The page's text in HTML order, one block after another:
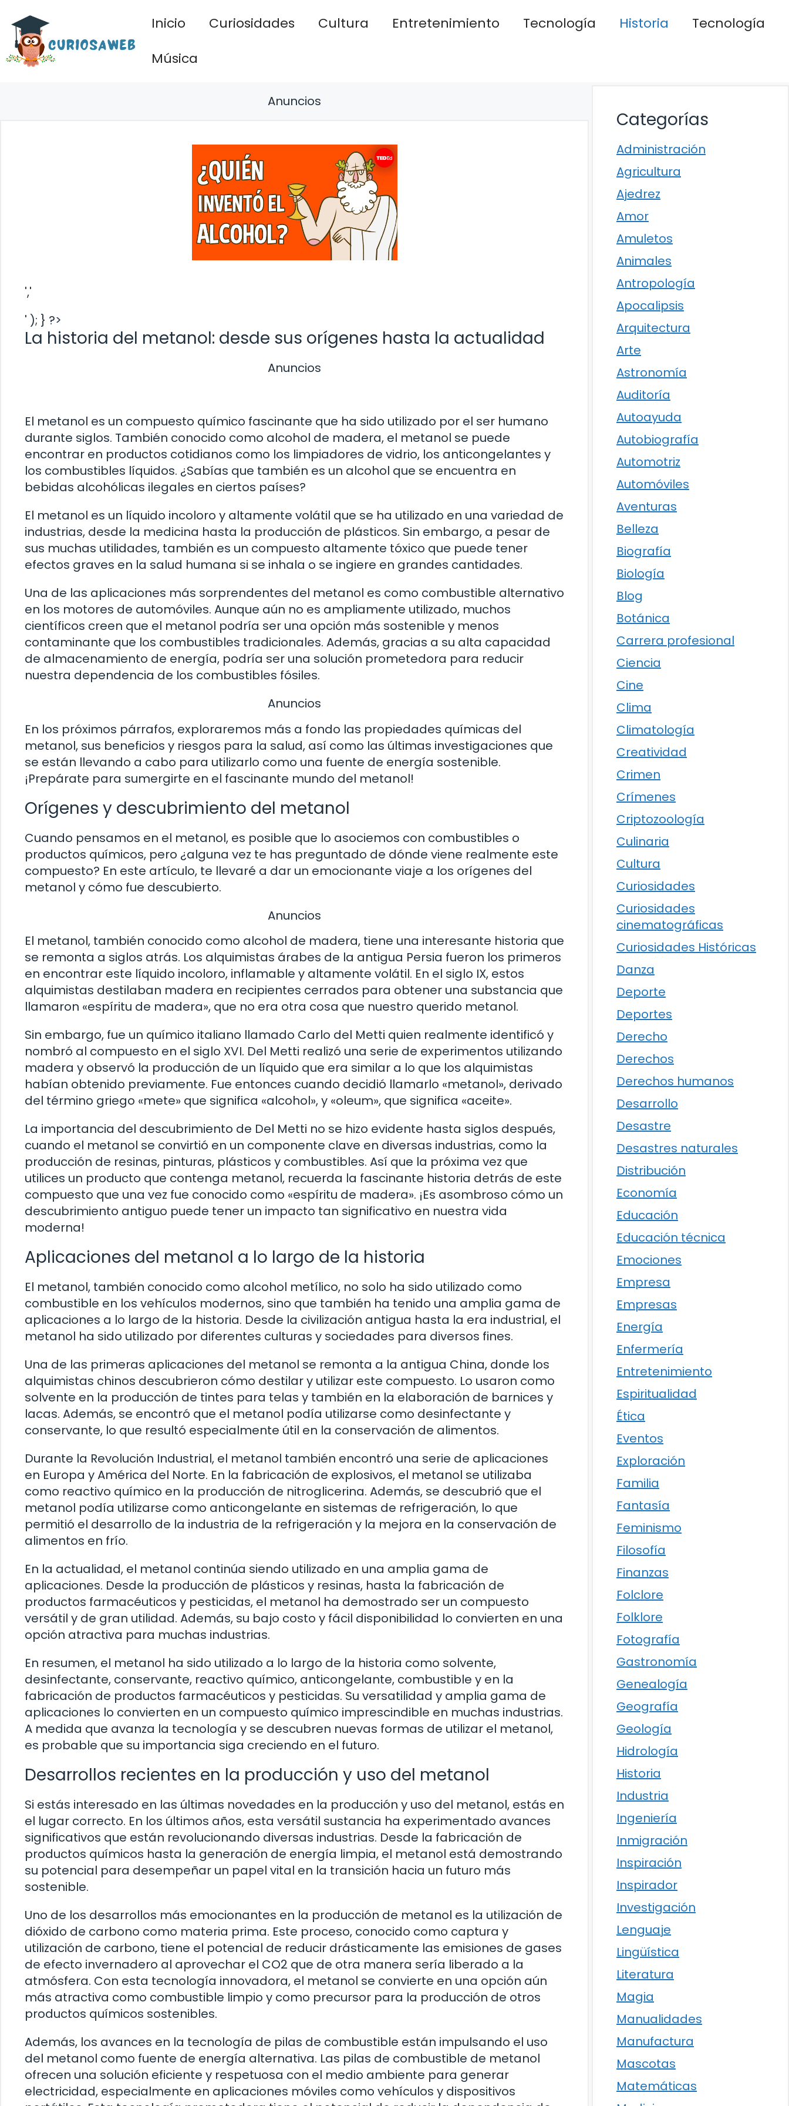
contenido
Inicio Curiosidades Cultura Entretenimiento Tecnología Historia
Tecnología
Música
Anuncios
','
' ); } ?>
La historia del metanol: desde sus orígenes hasta la actualidad
Anuncios
El metanol es un compuesto químico fascinante que ha sido utilizado por el ser humano
durante siglos. También conocido como alcohol de madera, el metanol se puede
encontrar en productos cotidianos como los limpiadores de vidrio, los anticongelantes y
los combustibles líquidos. ¿Sabías que también es un alcohol que se encuentra en
bebidas alcohólicas ilegales en ciertos países?
El metanol es un líquido incoloro y altamente volátil que se ha utilizado en una variedad de
industrias, desde la medicina hasta la producción de plásticos. Sin embargo, a pesar de
sus muchas utilidades, también es un compuesto altamente tóxico que puede tener
efectos graves en la salud humana si se inhala o se ingiere en grandes cantidades.
Una de las aplicaciones más sorprendentes del metanol es como combustible alternativo
en los motores de automóviles. Aunque aún no es ampliamente utilizado, muchos
científicos creen que el metanol podría ser una opción más sostenible y menos
contaminante que los combustibles tradicionales. Además, gracias a su alta capacidad
de almacenamiento de energía, podría ser una solución prometedora para reducir
nuestra dependencia de los combustibles fósiles.
Anuncios
En los próximos párrafos, exploraremos más a fondo las propiedades químicas del
metanol, sus beneficios y riesgos para la salud, así como las últimas investigaciones que
se están llevando a cabo para utilizarlo como una fuente de energía sostenible.
¡Prepárate para sumergirte en el fascinante mundo del metanol!
Orígenes y descubrimiento del metanol
Cuando pensamos en el metanol, es posible que lo asociemos con combustibles o
productos químicos, pero ¿alguna vez te has preguntado de dónde viene realmente este
compuesto? En este artículo, te llevaré a dar un emocionante viaje a los orígenes del
metanol y cómo fue descubierto.
Anuncios
El metanol, también conocido como alcohol de madera, tiene una interesante historia que
se remonta a siglos atrás. Los alquimistas árabes de la antigua Persia fueron los primeros
en encontrar este líquido incoloro, inflamable y altamente volátil. En el siglo IX, estos
alquimistas destilaban madera en recipientes cerrados para obtener una substancia que
llamaron «espíritu de madera», que no era otra cosa que nuestro querido metanol.
Sin embargo, fue un químico italiano llamado Carlo del Metti quien realmente identificó y
nombró al compuesto en el siglo XVI. Del Metti realizó una serie de experimentos utilizando
madera y observó la producción de un líquido que era similar a lo que los alquimistas
habían obtenido previamente. Fue entonces cuando decidió llamarlo «metanol», derivado
del término griego «mete» que significa «alcohol», y «oleum», que significa «aceite».
La importancia del descubrimiento de Del Metti no se hizo evidente hasta siglos después,
cuando el metanol se convirtió en un componente clave en diversas industrias, como la
producción de resinas, pinturas, plásticos y combustibles. Así que la próxima vez que
utilices un producto que contenga metanol, recuerda la fascinante historia detrás de este
compuesto que una vez fue conocido como «espíritu de madera». ¡Es asombroso cómo un
descubrimiento antiguo puede tener un impacto tan significativo en nuestra vida
moderna!
Aplicaciones del metanol a lo largo de la historia
El metanol, también conocido como alcohol metílico, no solo ha sido utilizado como
combustible en los vehículos modernos, sino que también ha tenido una amplia gama de
aplicaciones a lo largo de la historia. Desde la civilización antigua hasta la era industrial, el
metanol ha sido utilizado por diferentes culturas y sociedades para diversos fines.
Una de las primeras aplicaciones del metanol se remonta a la antigua China, donde los
alquimistas chinos descubrieron cómo destilar y utilizar este compuesto. Lo usaron como
solvente en la producción de tintes para telas y también en la elaboración de barnices y
lacas. Además, se encontró que el metanol podía utilizarse como desinfectante y
conservante, lo que resultó especialmente útil en la conservación de alimentos.
Durante la Revolución Industrial, el metanol también encontró una serie de aplicaciones
en Europa y América del Norte. En la fabricación de explosivos, el metanol se utilizaba
como reactivo químico en la producción de nitroglicerina. Además, se descubrió que el
metanol podía utilizarse como anticongelante en sistemas de refrigeración, lo que
permitió el desarrollo de la industria de la refrigeración y la mejora en la conservación de
alimentos en frío.
En la actualidad, el metanol continúa siendo utilizado en una amplia gama de
aplicaciones. Desde la producción de plásticos y resinas, hasta la fabricación de
productos farmacéuticos y pesticidas, el metanol ha demostrado ser un compuesto
versátil y de gran utilidad. Además, su bajo costo y fácil disponibilidad lo convierten en una
opción atractiva para muchas industrias.
En resumen, el metanol ha sido utilizado a lo largo de la historia como solvente,
desinfectante, conservante, reactivo químico, anticongelante, combustible y en la
fabricación de productos farmacéuticos y pesticidas. Su versatilidad y amplia gama de
aplicaciones lo convierten en un compuesto químico imprescindible en muchas industrias.
A medida que avanza la tecnología y se descubren nuevas formas de utilizar el metanol,
es probable que su importancia siga creciendo en el futuro.
Desarrollos recientes en la producción y uso del metanol
Si estás interesado en las últimas novedades en la producción y uso del metanol, estás en
el lugar correcto. En los últimos años, esta versátil sustancia ha experimentado avances
significativos que están revolucionando diversas industrias. Desde la fabricación de
productos químicos hasta la generación de energía limpia, el metanol está demostrando
su potencial para desempeñar un papel vital en la transición hacia un futuro más
sostenible.
Uno de los desarrollos más emocionantes en la producción de metanol es la utilización de
dióxido de carbono como materia prima. Este proceso, conocido como captura y
utilización de carbono, tiene el potencial de reducir drásticamente las emisiones de gases
de efecto invernadero al aprovechar el CO2 que de otra manera sería liberado a la
atmósfera. Con esta tecnología innovadora, el metanol se convierte en una opción aún
más atractiva como combustible limpio y como precursor para la producción de otros
productos químicos sostenibles.
Además, los avances en la tecnología de pilas de combustible están impulsando el uso
del metanol como fuente de energía alternativa. Las pilas de combustible de metanol
ofrecen una solución eficiente y respetuosa con el medio ambiente para generar
electricidad, especialmente en aplicaciones móviles como vehículos y dispositivos
Categorías
Administración
Agricultura
Ajedrez
Amor
Amuletos
Animales
Antropología
Apocalipsis
Arquitectura
Arte
Astronomía
Auditoría
Autoayuda
Autobiografía
Automotriz
Automóviles
Aventuras
Belleza
Biografía
Biología
Blog
Botánica
Carrera profesional
Ciencia
Cine
Clima
Climatología
Creatividad
Crimen
Crímenes
Criptozoología
Culinaria
Cultura
Curiosidades
Curiosidades
cinematográficas
Curiosidades Históricas
Danza
Deporte
Deportes
Derecho
Derechos
Derechos humanos
Desarrollo
Desastre
Desastres naturales
Distribución
Economía
Educación
Educación técnica
Emociones
Empresa
Empresas
Energía
Enfermería
Entretenimiento
Espiritualidad
Ética
Eventos
Exploración
Familia
Fantasía
Feminismo
Filosofía
Finanzas
Folclore
Folklore
Fotografía
Gastronomía
Genealogía
Geografía
Geología
Hidrología
Historia
Industria
Ingeniería
Inmigración
Inspiración
Inspirador
Investigación
Lenguaje
Lingüística
Literatura
Magia
Manualidades
Manufactura
Mascotas
Matemáticas